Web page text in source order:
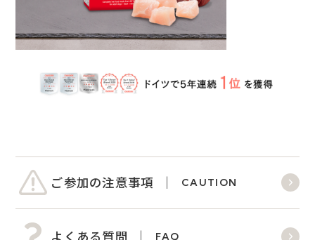
ご参加の注意事項 CAUTION
よくある質問 FAQ